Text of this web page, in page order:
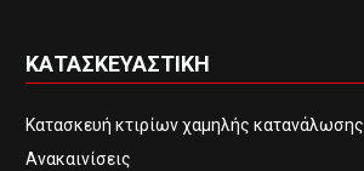
ΚΑΤΑΣΚΕΥΑΣΤΙΚΗ
Κατασκευή κτιρίων χαμηλής κατανάλωσης
Ανακαινίσεις